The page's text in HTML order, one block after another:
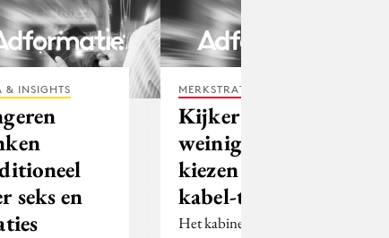
& INSIGHTS
seks en
MERKSTRATEGIE
Kijker heeft te
weinig te
kiezen bij
kabel-tv
Het kabinet wil af van